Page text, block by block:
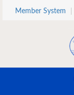
Skip to main content
Member System